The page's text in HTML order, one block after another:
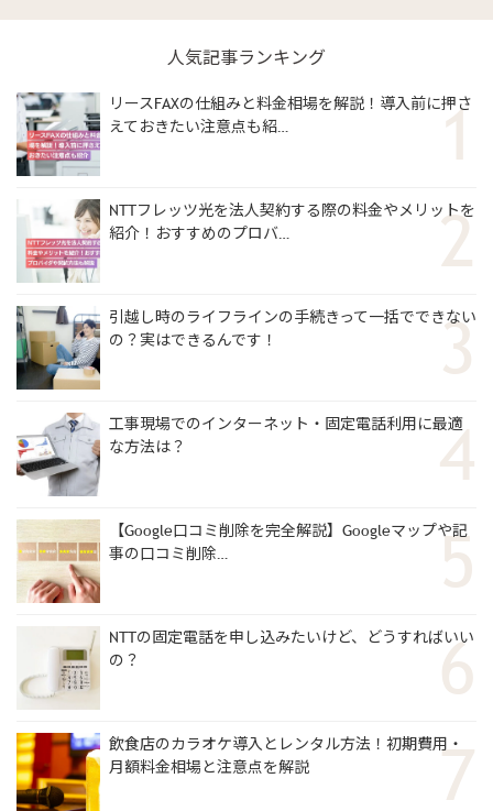
人気記事ランキング
リースFAXの仕組みと料金相場を解説！導入前に押さ
えておきたい注意点も紹…
NTTフレッツ光を法人契約する際の料金やメリットを
紹介！おすすめのプロバ…
引越し時のライフラインの手続きって一括でできない
の？実はできるんです！
工事現場でのインターネット・固定電話利用に最適
な方法は？
【Google口コミ削除を完全解説】Googleマップや記
事の口コミ削除…
NTTの固定電話を申し込みたいけど、どうすればいい
の？
飲食店のカラオケ導入とレンタル方法！初期費用・
月額料金相場と注意点を解説